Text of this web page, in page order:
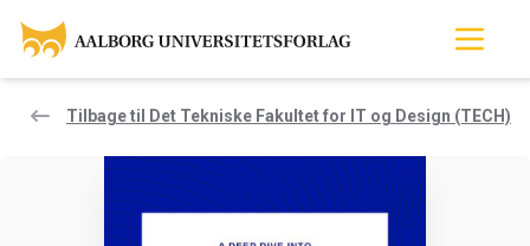
Tilbage til Det Tekniske Fakultet for IT og Design (TECH)